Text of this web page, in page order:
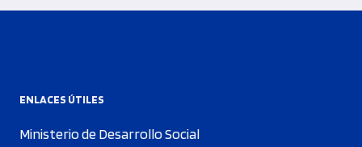
ENLACES ÚTILES
Ministerio de Desarrollo Social